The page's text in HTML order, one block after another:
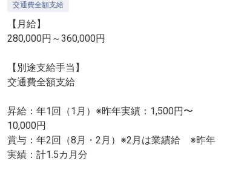
交通費全額支給
【月給】
280,000円～360,000円
【別途支給手当】
交通費全額支給
昇給：年1回（1月）※昨年実績：1,500円〜
10,000円
賞与：年2回（8月・2月）※2月は業績給 ※昨年
実績：計1.5カ月分